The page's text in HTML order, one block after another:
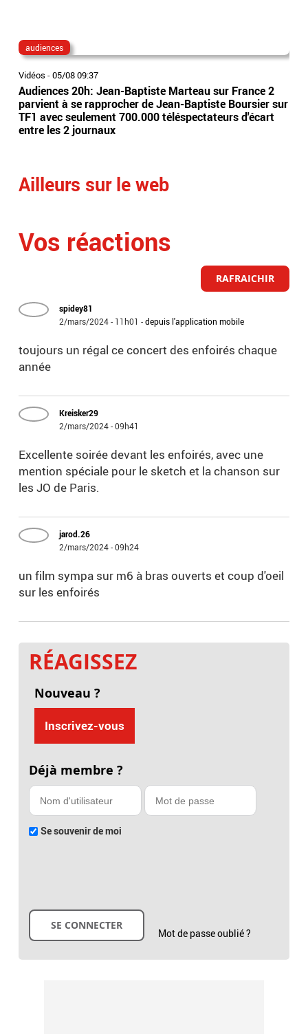
audiences
Vidéos -05/08 09:37
Audiences 20h: Jean-Baptiste Marteau sur France 2
parvient à se rapprocher de Jean-Baptiste Boursier sur
TF1 avec seulement 700.000 téléspectateurs d'écart
entre les 2 journaux
Ailleurs sur le web
Vos réactions
RAFRAICHIR
spidey81
2/mars/2024 - 11h01 -depuis l'application mobile
toujours un régal ce concert des enfoirés chaque
année
Kreisker29
2/mars/2024 - 09h41
Excellente soirée devant les enfoirés, avec une
mention spéciale pour le sketch et la chanson sur
les JO de Paris.
jarod.26
2/mars/2024 - 09h24
un film sympa sur m6 à bras ouverts et coup d'oeil
sur les enfoirés
RÉAGISSEZ
Nouveau ?
Inscrivez-vous
Déjà membre ?
Se souvenir de moi
Mot de passe oublié ?